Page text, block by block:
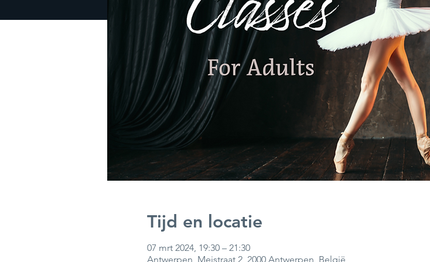
Tijd en locatie
07 mrt 2024, 19:30 – 21:30
Antwerpen, Meistraat 2, 2000 Antwerpen, België